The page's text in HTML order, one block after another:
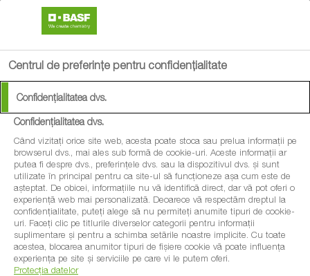
Centrul de preferințe pentru confidențialitate
Confidențialitatea dvs.
Confidențialitatea dvs.
Când vizitați orice site web, acesta poate stoca sau prelua informații pe
browserul dvs., mai ales sub formă de cookie-uri. Aceste informații ar
putea fi despre dvs., preferințele dvs. sau la dispozitivul dvs. și sunt
utilizate în principal pentru ca site-ul să funcționeze așa cum este de
așteptat. De obicei, informațiile nu vă identifică direct, dar vă pot oferi o
experiență web mai personalizată. Deoarece vă respectăm dreptul la
confidențialitate, puteți alege să nu permiteți anumite tipuri de cookie-
uri. Faceți clic pe titlurile diverselor categorii pentru informații
suplimentare și pentru a schimba setările noastre implicite. Cu toate
acestea, blocarea anumitor tipuri de fișiere cookie vă poate influența
experiența pe site și serviciile pe care vi le putem oferi.
Protecția datelor